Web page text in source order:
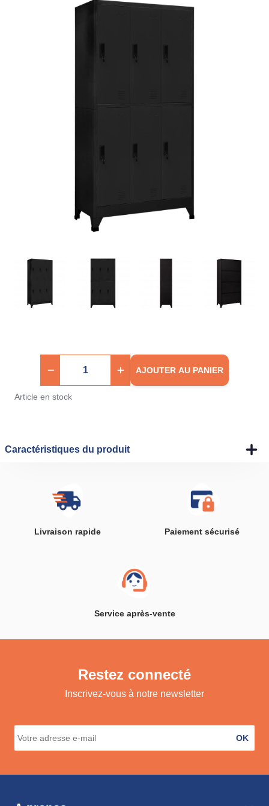
AJOUTER AU PANIER
Article en stock
Caractéristiques du produit
Livraison rapide Paiement sécurisé
Service après-vente
Restez connecté
Inscrivez-vous à notre newsletter
OK